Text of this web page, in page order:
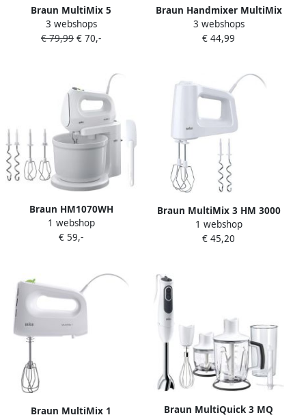
Braun MultiMix 5
HM5107WH | Mixers |
Keuken&Koken
3 webshops
€ 79,99 € 70,-
Braun Handmixer MultiMix
3 HM 3100 WH 500 W 5
snelheden + Turbo Verticale
3 webshops
€ 44,99
Braun HM1070WH
Handmixer MultiMix 1400W
1 webshop
€ 59,-
Braun MultiMix 3 HM 3000
WH Handmixer Wit
1 webshop
€ 45,20
Braun MultiMix 1
Braun MultiQuick 3 MQ